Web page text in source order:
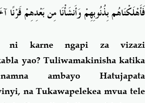
فَأَهْلَكْنَاهُم بِذُنُوبِهِمْ وَأَنشَأْنَا مِن بَعْدِهِمْ قَرْنًا
ni karne ngapi za vizazi
yao? Tuliwamakinisha katika
ambayo Hatujapata
na Tukawapelekea mvua tele